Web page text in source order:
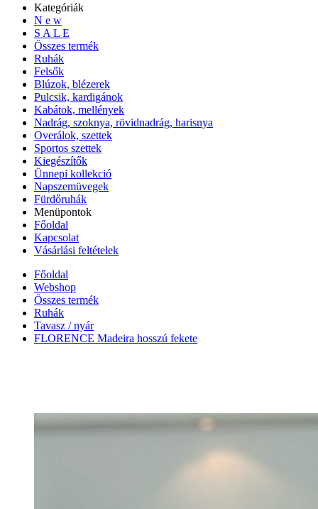
Kategóriák
N e w
S A L E
Összes termék
Ruhák
Felsők
Blúzok, blézerek
Pulcsik, kardigánok
Kabátok, mellények
Nadrág, szoknya, rövidnadrág, harisnya
Overálok, szettek
Sportos szettek
Kiegészítők
Ünnepi kollekció
Napszemüvegek
Fürdőruhák
Menüpontok
Főoldal
Kapcsolat
Vásárlási feltételek
Főoldal
Webshop
Összes termék
Ruhák
Tavasz / nyár
FLORENCE Madeira hosszú fekete